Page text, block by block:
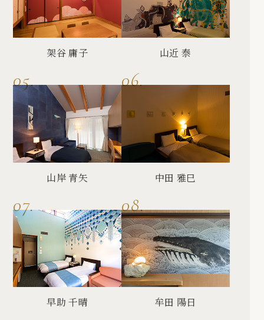
架谷 庸子 山近 泰
山岸 青矢 中田 雅巳
早助 千晴 牟田 陽日